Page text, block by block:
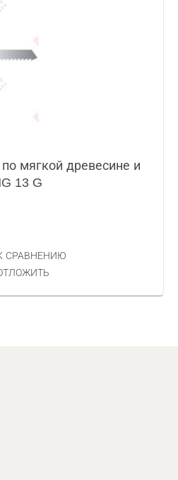
мягкой древесине и
13 G
СРАВНЕНИЮ